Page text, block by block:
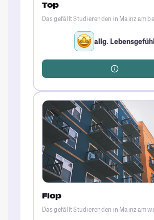
Top
Das gefällt Studierenden in Mainz am
allg. Lebensgefühl
Flop
Das gefällt Studierenden in Mainz am